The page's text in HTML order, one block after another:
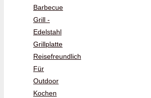
Barbecue
Grill -
Edelstahl
Grillplatte
Reisefreundlich
Für
Outdoor
Kochen